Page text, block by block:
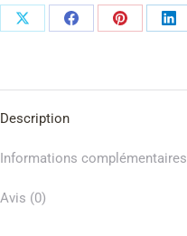
Description
Informations complémentaires
Avis (0)